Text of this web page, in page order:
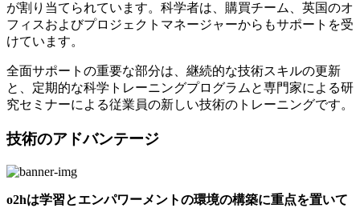
が割り当てられています。科学者は、購買チーム、英国のオ
フィスおよびプロジェクトマネージャーからもサポートを受
けています。
全面サポートの重要な部分は、継続的な技術スキルの更新
と、定期的な科学トレーニングプログラムと専門家による研
究セミナーによる従業員の新しい技術のトレーニングです。
技術のアドバンテージ
o2hは学習とエンパワーメントの環境の構築に重点を置いて